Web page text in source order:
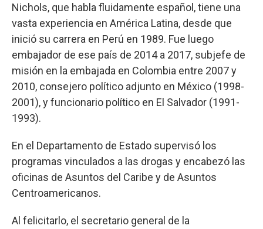
Nichols, que habla fluidamente español, tiene una
vasta experiencia en América Latina, desde que
inició su carrera en Perú en 1989. Fue luego
embajador de ese país de 2014 a 2017, subjefe de
misión en la embajada en Colombia entre 2007 y
2010, consejero político adjunto en México (1998-
2001), y funcionario político en El Salvador (1991-
1993).
En el Departamento de Estado supervisó los
programas vinculados a las drogas y encabezó las
oficinas de Asuntos del Caribe y de Asuntos
Centroamericanos.
Al felicitarlo, el secretario general de la